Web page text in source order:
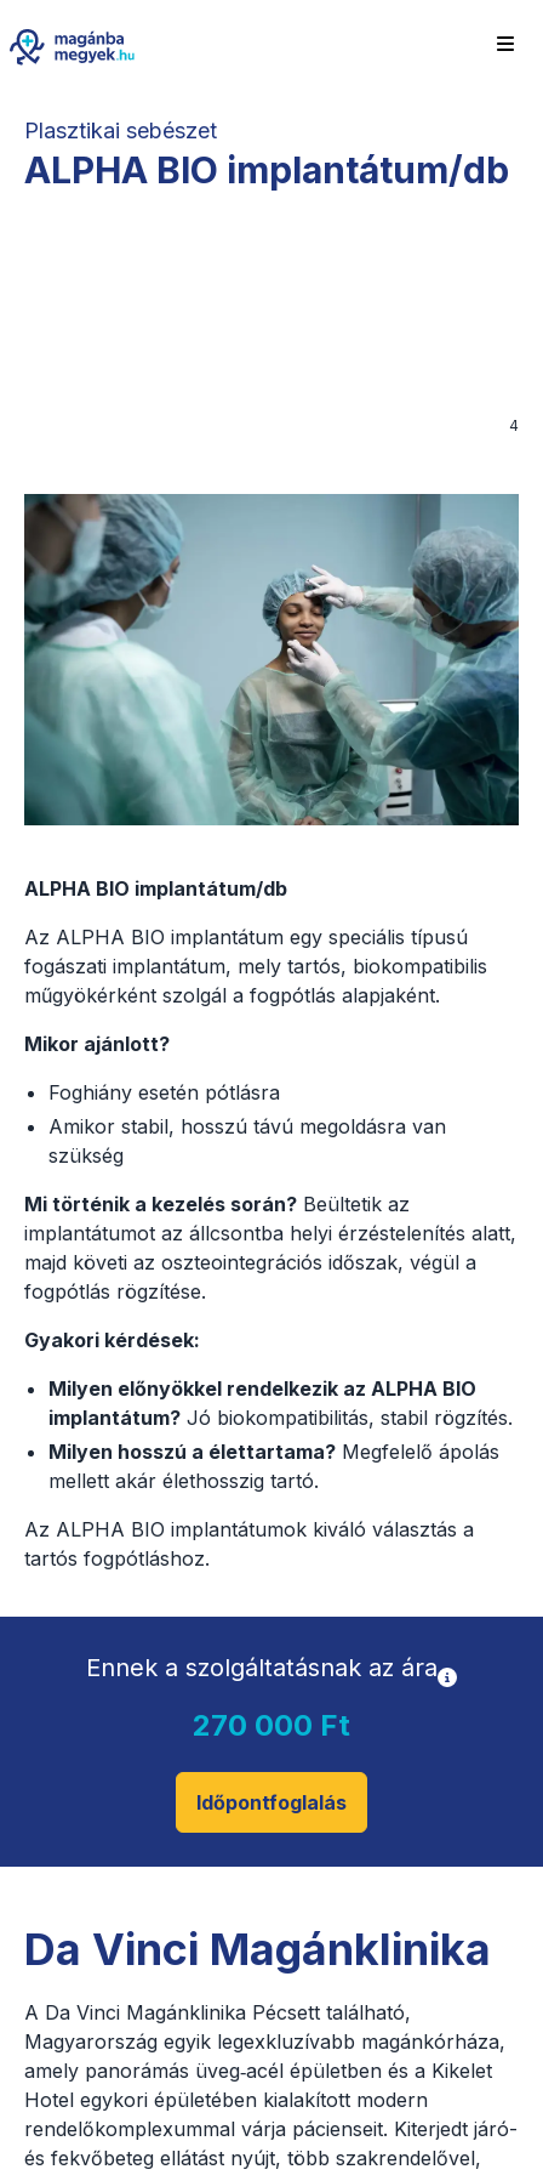
Plasztikai sebészet
ALPHA BIO implantátum/db
4
ALPHA BIO implantátum/db
Az ALPHA BIO implantátum egy speciális típusú
fogászati implantátum, mely tartós, biokompatibilis
műgyökérként szolgál a fogpótlás alapjaként.
Mikor ajánlott?
Foghiány esetén pótlásra
Amikor stabil, hosszú távú megoldásra van
szükség
Mi történik a kezelés során? Beültetik az
implantátumot az állcsontba helyi érzéstelenítés alatt,
majd követi az oszteointegrációs időszak, végül a
fogpótlás rögzítése.
Gyakori kérdések:
Milyen előnyökkel rendelkezik az ALPHA BIO
implantátum? Jó biokompatibilitás, stabil rögzítés.
Milyen hosszú a élettartama? Megfelelő ápolás
mellett akár élethosszig tartó.
Az ALPHA BIO implantátumok kiváló választás a
tartós fogpótláshoz.
Ennek a szolgáltatásnak az ára
270 000 Ft
Időpontfoglalás
Da Vinci Magánklinika
A Da Vinci Magánklinika Pécsett található,
Magyarország egyik legexkluzívabb magánkórháza,
amely panorámás üveg‑acél épületben és a Kikelet
Hotel egykori épületében kialakított modern
rendelőkomplexummal várja pácienseit. Kiterjedt járó-
és fekvőbeteg ellátást nyújt, több szakrendelővel,